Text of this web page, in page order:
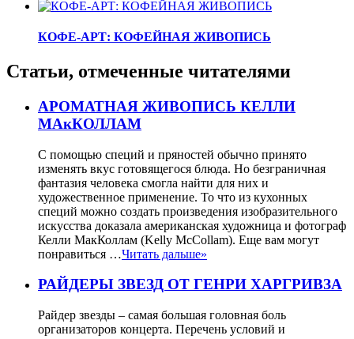
КОФЕ-АРТ: КОФЕЙНАЯ ЖИВОПИСЬ
Статьи, отмеченные читателями
АРОМАТНАЯ ЖИВОПИСЬ КЕЛЛИ
МАкКОЛЛАМ
С помощью специй и пряностей обычно принято
изменять вкус готовящегося блюда. Но безграничная
фантазия человека смогла найти для них и
художественное применение. То что из кухонных
специй можно создать произведения изобразительного
искусства доказала американская художница и фотограф
Келли МакКоллам (Kelly McCollam). Еще вам могут
понравиться …Читать дальше»
РАЙДЕРЫ ЗВЕЗД ОТ ГЕНРИ ХАРГРИВЗА
Райдер звезды – самая большая головная боль
организаторов концерта. Перечень условий и